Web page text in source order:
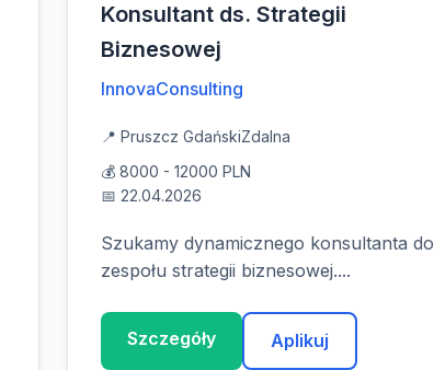
Konsultant ds. Strategii
Biznesowej
InnovaConsulting
📍 Pruszcz GdańskiZdalna
💰 8000 - 12000 PLN
📅 22.04.2026
Szukamy dynamicznego konsultanta do
zespołu strategii biznesowej....
Szczegóły Aplikuj